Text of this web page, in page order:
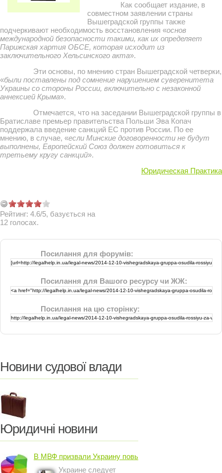
Как сообщает издание, в
совместном заявлении страны
Вышеградской группы также
подчеркивают необходимость восстановления «основ
международной безопасности такими, как их определяет
Парижская хартия ОБСЕ, которая исходит из
заключительного Хельсинского акта».
Эти основы, по мнению стран Вышеградской четверки,
«были поставлены под сомнение нарушением суверенитета
Украины со стороны России, включительно с незаконной
аннексией Крыма».
Отмечается, что на заседании Вышеградской группы в
Братиславе премьер правительства Польши Эва Копач
поддержала введение санкций ЕС против России. По ее
мнению, в случае, «если Минские договоренности не будут
выполнены, Европейский Союз должен готовиться к
третьему кругу санкций».
Юридическая Практика
Рейтинг: 4.6/5, базується на
12 голосах.
Посилання для форумів:
Посилання для Вашого ресурсу чи ЖЖ:
Посилання на цю сторінку:
Новини судової влади
Юридичні новини
В МВФ призвали Украину повысить ...
Украине следует